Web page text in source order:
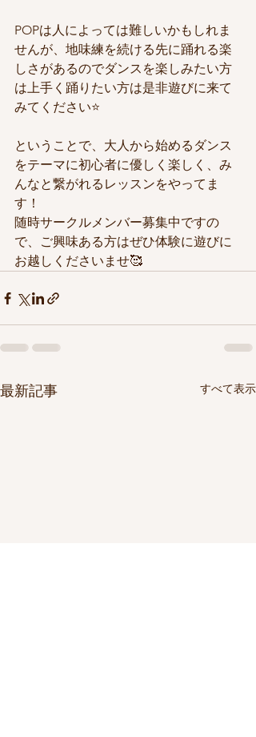
POPは人によっては難しいかもしれま
せんが、地味練を続ける先に踊れる楽
しさがあるのでダンスを楽しみたい方
は上手く踊りたい方は是非遊びに来て
みてください⭐️
ということで、大人から始めるダンス
をテーマに初心者に優しく楽しく、み
んなと繋がれるレッスンをやってま
す！
随時サークルメンバー募集中ですの
で、ご興味ある方はぜひ体験に遊びに
お越しくださいませ🥰
最新記事 すべて表示